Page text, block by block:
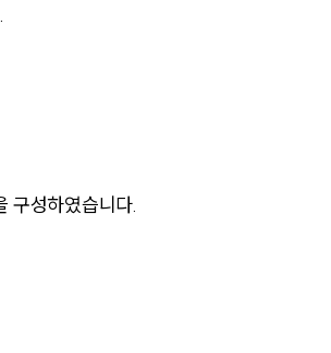
오시는 길
구성하였습니다.